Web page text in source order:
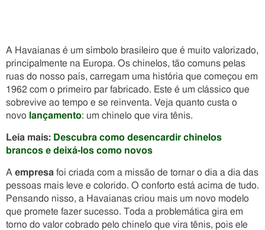
A Havaianas é um símbolo brasileiro que é muito valorizado,
principalmente na Europa. Os chinelos, tão comuns pelas
ruas do nosso país, carregam uma história que começou em
1962 com o primeiro par fabricado. Este é um clássico que
sobrevive ao tempo e se reinventa. Veja quanto custa o
novo lançamento: um chinelo que vira tênis.
Leia mais: Descubra como desencardir chinelos
brancos e deixá-los como novos
A empresa foi criada com a missão de tornar o dia a dia das
pessoas mais leve e colorido. O conforto está acima de tudo.
Pensando nisso, a Havaianas criou mais um novo modelo
que promete fazer sucesso. Toda a problemática gira em
torno do valor cobrado pelo chinelo que vira tênis, pois ele